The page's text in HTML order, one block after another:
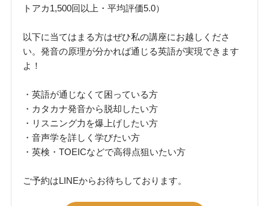
トアカ1,500回以上・平均評価5.0）
以下に当てはまる方はぜひ私の講座にお越しくださ
い。発音の原理が分かれば通じる英語が実現できます
よ！
・英語が通じなくて困っている方
・カタカナ発音から脱却したい方
・リスニング力を爆上げしたい方
・音声学を詳しく学びたい方
・英検・TOEICなどで高得点狙いたい方
ご予約はLINEからお待ちしております。